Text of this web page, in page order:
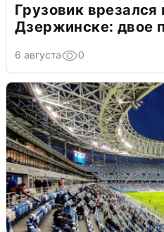
Грузовик врезался
Дзержинске: двое
6 августа 0